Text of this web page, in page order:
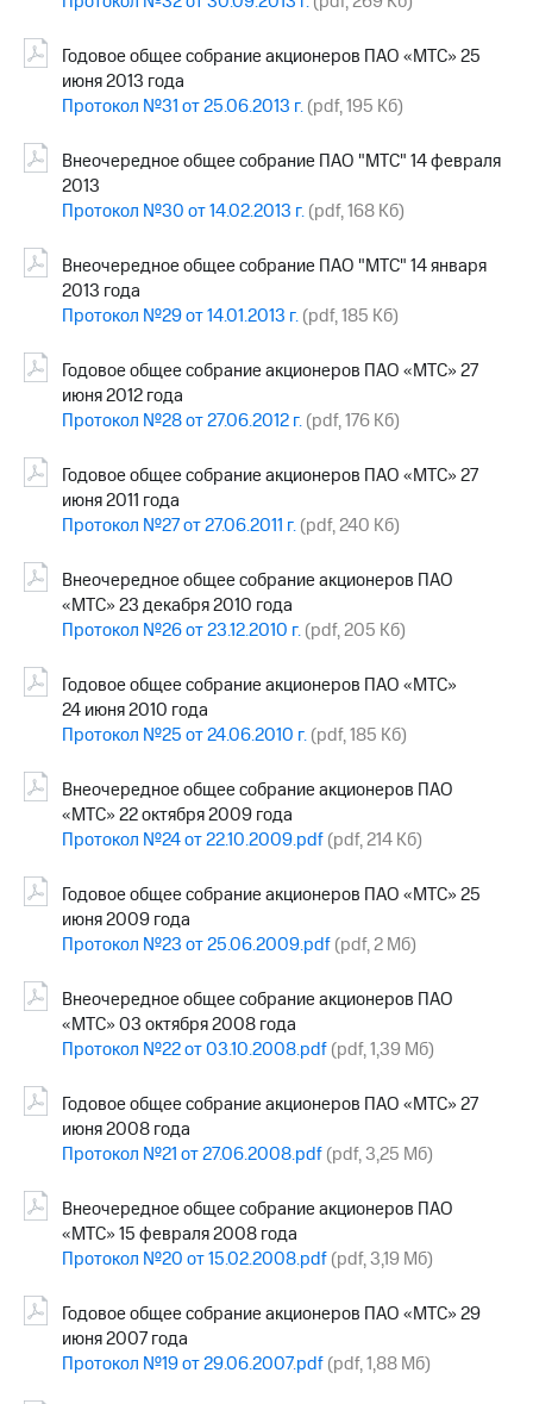
Годовое общее собрание акционеров ПАО «МТС» 25
июня 2013 года
Протокол №31 от 25.06.2013 г.(pdf, 195 Кб)
Внеочередное общее собрание ПАО "МТС" 14 февраля
2013
Протокол №30 от 14.02.2013 г.(pdf, 168 Кб)
Внеочередное общее собрание ПАО "МТС" 14 января
2013 года
Протокол №29 от 14.01.2013 г.(pdf, 185 Кб)
Годовое общее собрание акционеров ПАО «МТС» 27
июня 2012 года
Протокол №28 от 27.06.2012 г.(pdf, 176 Кб)
Годовое общее собрание акционеров ПАО «МТС» 27
июня 2011 года
Протокол №27 от 27.06.2011 г.(pdf, 240 Кб)
Внеочередное общее собрание акционеров ПАО
«МТС» 23 декабря 2010 года
Протокол №26 от 23.12.2010 г.(pdf, 205 Кб)
Годовое общее собрание акционеров ПАО «МТС»
24 июня 2010 года
Протокол №25 от 24.06.2010 г.(pdf, 185 Кб)
Внеочередное общее собрание акционеров ПАО
«МТС» 22 октября 2009 года
Протокол №24 от 22.10.2009.pdf(pdf, 214 Кб)
Годовое общее собрание акционеров ПАО «МТС» 25
июня 2009 года
Протокол №23 от 25.06.2009.pdf(pdf, 2 Мб)
Внеочередное общее собрание акционеров ПАО
«МТС» 03 октября 2008 года
Протокол №22 от 03.10.2008.pdf(pdf, 1,39 Мб)
Годовое общее собрание акционеров ПАО «МТС» 27
июня 2008 года
Протокол №21 от 27.06.2008.pdf(pdf, 3,25 Мб)
Внеочередное общее собрание акционеров ПАО
«МТС» 15 февраля 2008 года
Протокол №20 от 15.02.2008.pdf(pdf, 3,19 Мб)
Годовое общее собрание акционеров ПАО «МТС» 29
июня 2007 года
Протокол №19 от 29.06.2007.pdf(pdf, 1,88 Мб)